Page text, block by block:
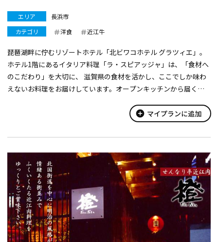
エリア
長浜市
カテゴリ
洋食 近江牛
琵琶湖畔に佇むリゾートホテル「北ビワコホテル グラツィエ」。
ホテル1階にあるイタリア料理「ラ・スピアッジャ」は、「食材へ
のこだわり」を大切に、 滋賀県の食材を活かし、ここでしか味わ
えないお料理をお届けしています。オープンキッチンから届くラ
add_circle マイプランに追加